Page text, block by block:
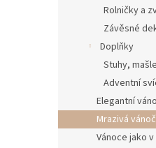
Rolničky a
Závěsné
Doplňky
Stuhy, mašle
Adventní
Elegantní
Mrazivá
Vánoce jako